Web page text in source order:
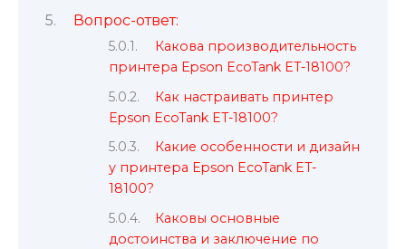
Вопрос-ответ:
Какова производительность
принтера Epson EcoTank ET-18100?
Как настраивать принтер
Epson EcoTank ET-18100?
Какие особенности и дизайн
у принтера Epson EcoTank ET-
18100?
Каковы основные
достоинства и заключение по